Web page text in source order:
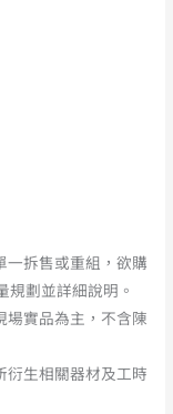
一拆售或重組，欲購
劃並詳細說明。
場實品為主，不含陳
衍生相關器材及工時